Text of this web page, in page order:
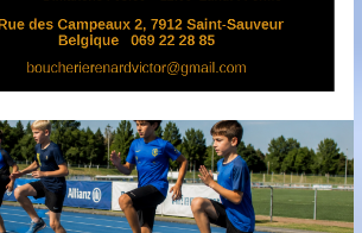
L
L
B
F
A
4